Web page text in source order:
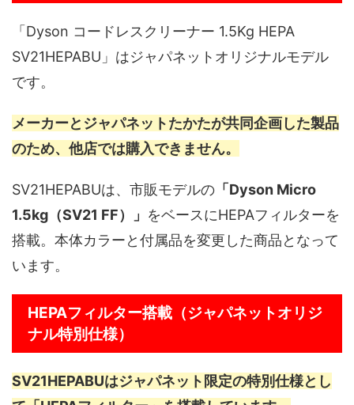
「Dyson コードレスクリーナー 1.5Kg HEPA
SV21HEPABU」はジャパネットオリジナルモデル
です。
メーカーとジャパネットたかたが共同企画した製品
のため、他店では購入できません。
SV21HEPABUは、市販モデルの 「Dyson Micro
1.5kg（SV21 FF）」 をベースにHEPAフィルターを
搭載。本体カラーと付属品を変更した商品となって
います。
HEPAフィルター搭載（ジャパネットオリジ
ナル特別仕様）
SV21HEPABUはジャパネット限定の特別仕様とし